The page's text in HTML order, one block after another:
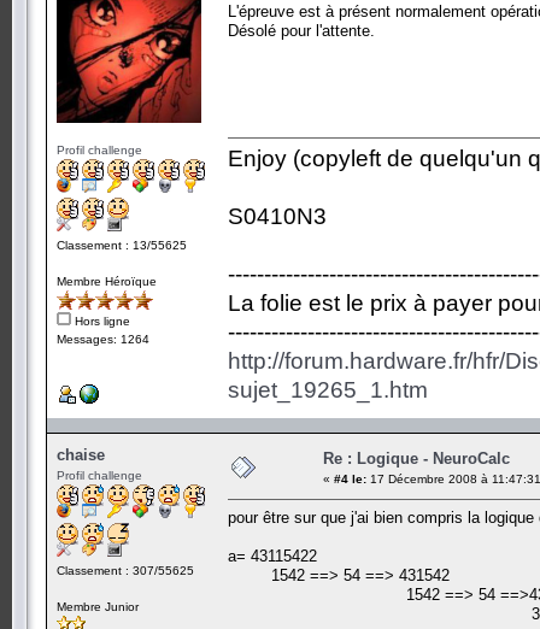
Profil challenge
Classement : 13/55625
Membre Héroïque
Hors ligne
Messages: 1264
L'épreuve est à présent normalement
Désolé pour l'attente.
Enjoy (copyleft de quelqu'un
S0410N3
La folie est le prix à payer
http://forum.hardware.fr/hfr/
sujet_19265_1.htm
chaise
Profil challenge
Classement : 307/55625
Membre Junior
Re : Logique - NeuroCalc
« #4 le: 17 Décembre 2008 à
pour être sur que j'ai bien compris la
a= 43115422
1542 ==> 54 ==> 431542
1542 ==> 54
354 ==> 5454